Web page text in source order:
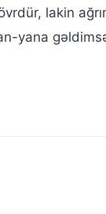
lakin
yana